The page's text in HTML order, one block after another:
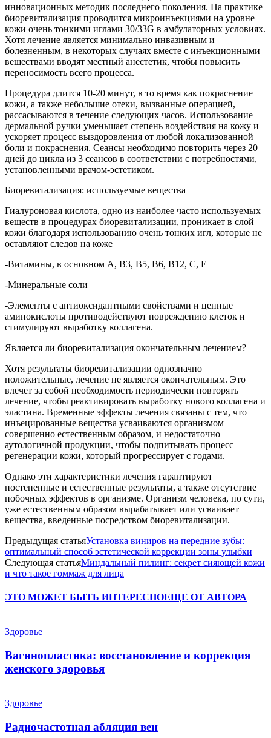
инновационных методик последнего поколения. На практике
биоревитализация проводится микроинъекциями на уровне
кожи очень тонкими иглами 30/33G в амбулаторных условиях.
Хотя лечение является минимально инвазивным и
болезненным, в некоторых случаях вместе с инъекционными
веществами вводят местный анестетик, чтобы повысить
переносимость всего процесса.
Процедура длится 10-20 минут, в то время как покраснение
кожи, а также небольшие отеки, вызванные операцией,
рассасываются в течение следующих часов. Использование
дермальной ручки уменьшает степень воздействия на кожу и
ускоряет процесс выздоровления от любой локализованной
боли и покраснения. Сеансы необходимо повторить через 20
дней до цикла из 3 сеансов в соответствии с потребностями,
установленными врачом-эстетиком.
Биоревитализация: используемые вещества
Гиалуроновая кислота, одно из наиболее часто используемых
веществ в процедурах биоревитализации, проникает в слой
кожи благодаря использованию очень тонких игл, которые не
оставляют следов на коже
-Витамины, в основном А, В3, В5, В6, В12, С, Е
-Минеральные соли
-Элементы с антиоксидантными свойствами и ценные
аминокислоты противодействуют повреждению клеток и
стимулируют выработку коллагена.
Является ли биоревитализация окончательным лечением?
Хотя результаты биоревитализации однозначно
положительные, лечение не является окончательным. Это
влечет за собой необходимость периодически повторять
лечение, чтобы реактивировать выработку нового коллагена и
эластина. Временные эффекты лечения связаны с тем, что
инъецированные вещества усваиваются организмом
совершенно естественным образом, и недостаточно
аутологичной продукции, чтобы подпитывать процесс
регенерации кожи, который прогрессирует с годами.
Однако эти характеристики лечения гарантируют
постепенные и естественные результаты, а также отсутствие
побочных эффектов в организме. Организм человека, по сути,
уже естественным образом вырабатывает или усваивает
вещества, введенные посредством биоревитализации.
Предыдущая статьяУстановка виниров на передние зубы:
оптимальный способ эстетической коррекции зоны улыбки
Следующая статьяМиндальный пилинг: секрет сияющей кожи
и что такое гоммаж для лица
ЭТО МОЖЕТ БЫТЬ ИНТЕРЕСНОЕЩЕ ОТ АВТОРА
Здоровье
Вагинопластика: восстановление и коррекция
женского здоровья
Здоровье
Радиочастотная абляция вен